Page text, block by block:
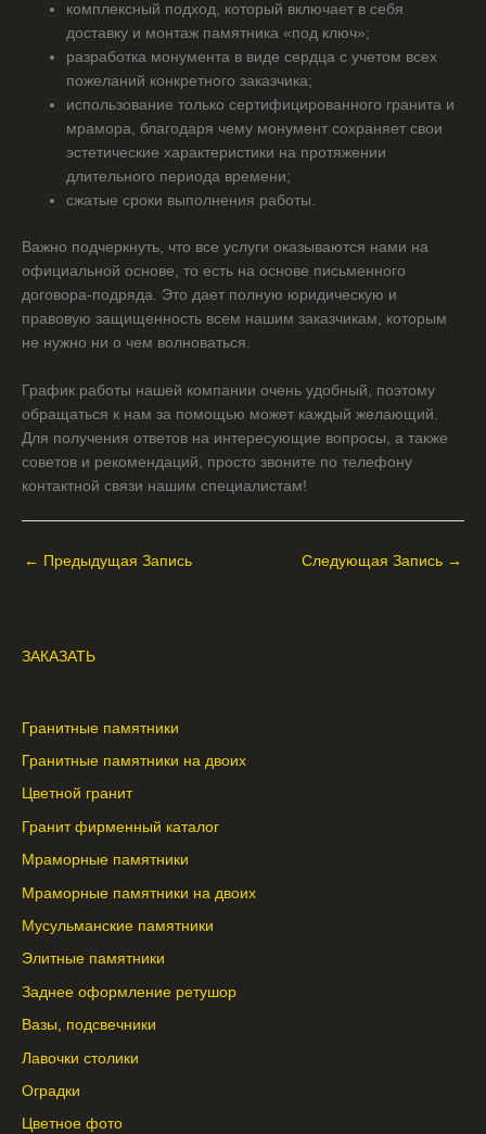
комплексный подход, который включает в себя
доставку и монтаж памятника «под ключ»;
разработка монумента в виде сердца с учетом всех
пожеланий конкретного заказчика;
использование только сертифицированного гранита и
мрамора, благодаря чему монумент сохраняет свои
эстетические характеристики на протяжении
длительного периода времени;
сжатые сроки выполнения работы.
Важно подчеркнуть, что все услуги оказываются нами на
официальной основе, то есть на основе письменного
договора-подряда. Это дает полную юридическую и
правовую защищенность всем нашим заказчикам, которым
не нужно ни о чем волноваться.
График работы нашей компании очень удобный, поэтому
обращаться к нам за помощью может каждый желающий.
Для получения ответов на интересующие вопросы, а также
советов и рекомендаций, просто звоните по телефону
контактной связи нашим специалистам!
← Предыдущая Запись Следующая Запись →
ЗАКАЗАТЬ
Гранитные памятники
Гранитные памятники на двоих
Цветной гранит
Гранит фирменный каталог
Мраморные памятники
Мраморные памятники на двоих
Мусульманские памятники
Элитные памятники
Заднее оформление ретушор
Вазы, подсвечники
Лавочки столики
Оградки
Цветное фото